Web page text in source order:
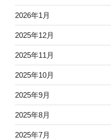
2026年1月
2025年12月
2025年11月
2025年10月
2025年9月
2025年8月
2025年7月